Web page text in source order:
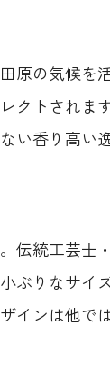
原の気候を
クトされま
い香り高い
伝統工芸士
ぶりなサイ
インは他で